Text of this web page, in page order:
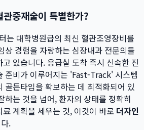
중재술이 특별한가?
는 대학병원급의 최신 혈관조영장비를
상 경험을 자랑하는 심장내과 전문의들
있습니다. 응급실 도착 즉시 신속한 진
준비가 이루어지는 'Fast-Track' 시스템
골든타임을 확보하는 데 최적화되어 있
하는 것을 넘어, 환자의 상태를 정확히
계획을 세우는 것, 이것이 바로 더자인
.